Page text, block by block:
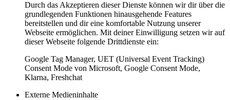
Durch das Akzeptieren dieser Dienste können wir dir über die
grundlegenden Funktionen hinausgehende Features
bereitstellen und dir eine komfortable Nutzung unserer
Webseite ermöglichen. Mit deiner Einwilligung setzen wir auf
dieser Webseite folgende Drittdienste ein:
Google Tag Manager, UET (Universal Event Tracking)
Consent Mode von Microsoft, Google Consent Mode,
Klarna, Freshchat
Externe Medieninhalte